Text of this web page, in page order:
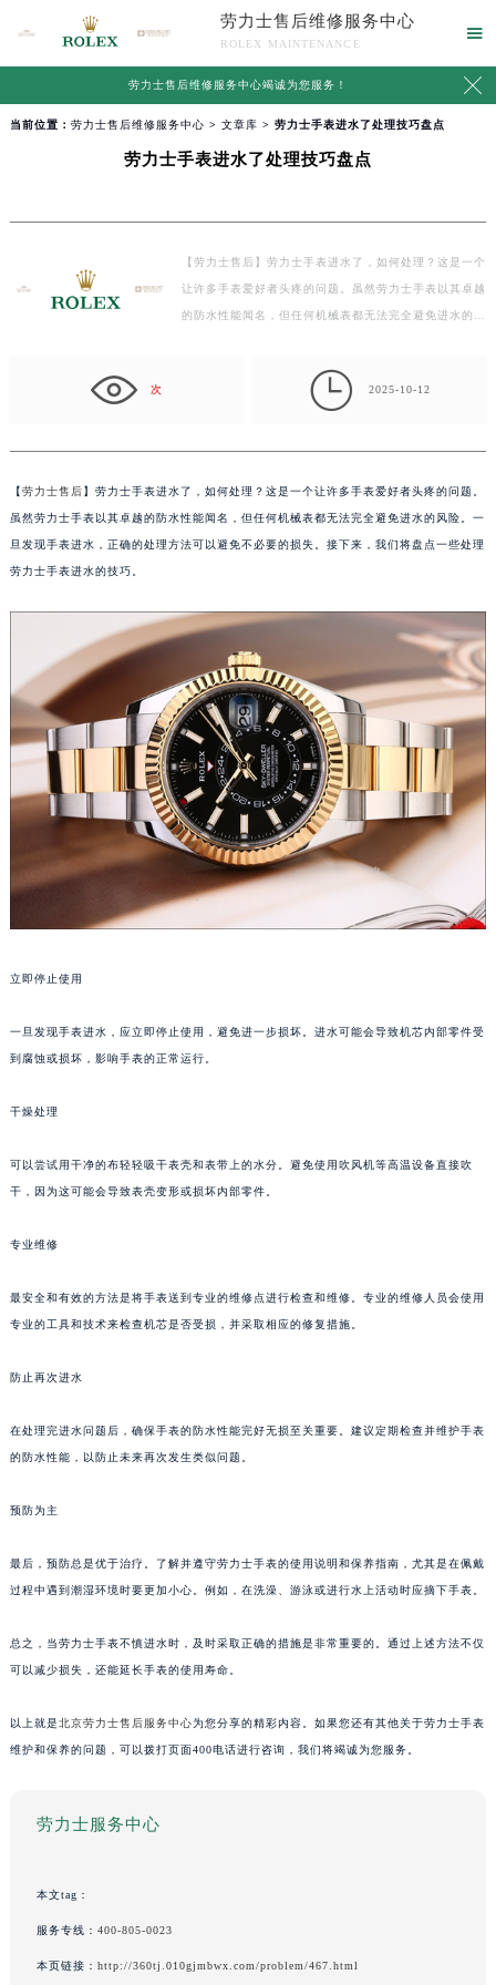
劳力士售后维修服务中心
ROLEX MAINTENANCE

劳力士售后维修服务中心竭诚为您服务！ 
当前位置： 劳力士售后维修服务中心 > 文章库 > 劳力士手表进水了处理技巧盘点
劳力士手表进水了处理技巧盘点
【劳力士售后】劳力士手表进水了，如何处理？这是一个
让许多手表爱好者头疼的问题。虽然劳力士手表以其卓越
的防水性能闻名，但任何机械表都无法完全避免进水的…
次  2025-10-12
【劳力士售后】劳力士手表进水了，如何处理？这是一个让许多手表爱好者头疼的问题。
虽然劳力士手表以其卓越的防水性能闻名，但任何机械表都无法完全避免进水的风险。一
旦发现手表进水，正确的处理方法可以避免不必要的损失。接下来，我们将盘点一些处理
劳力士手表进水的技巧。
立即停止使用
一旦发现手表进水，应立即停止使用，避免进一步损坏。进水可能会导致机芯内部零件受
到腐蚀或损坏，影响手表的正常运行。
干燥处理
可以尝试用干净的布轻轻吸干表壳和表带上的水分。避免使用吹风机等高温设备直接吹
干，因为这可能会导致表壳变形或损坏内部零件。
专业维修
最安全和有效的方法是将手表送到专业的维修点进行检查和维修。专业的维修人员会使用
专业的工具和技术来检查机芯是否受损，并采取相应的修复措施。
防止再次进水
在处理完进水问题后，确保手表的防水性能完好无损至关重要。建议定期检查并维护手表
的防水性能，以防止未来再次发生类似问题。
预防为主
最后，预防总是优于治疗。了解并遵守劳力士手表的使用说明和保养指南，尤其是在佩戴
过程中遇到潮湿环境时要更加小心。例如，在洗澡、游泳或进行水上活动时应摘下手表。
总之，当劳力士手表不慎进水时，及时采取正确的措施是非常重要的。通过上述方法不仅
可以减少损失，还能延长手表的使用寿命。
以上就是北京劳力士售后服务中心为您分享的精彩内容。如果您还有其他关于劳力士手表
维护和保养的问题，可以拨打页面400电话进行咨询，我们将竭诚为您服务。
劳力士服务中心
本文tag：
服务专线： 400-805-0023
本页链接： http://360tj.010gjmbwx.com/problem/467.html